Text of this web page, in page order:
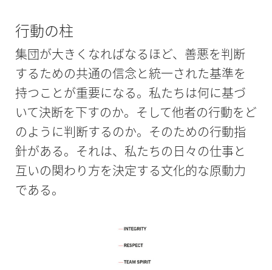
行動の柱
集団が大きくなればなるほど、善悪を判断
するための共通の信念と統一された基準を
持つことが重要になる。私たちは何に基づ
いて決断を下すのか。そして他者の行動をど
のように判断するのか。そのための行動指
針がある。それは、私たちの日々の仕事と
互いの関わり方を決定する文化的な原動力
である。